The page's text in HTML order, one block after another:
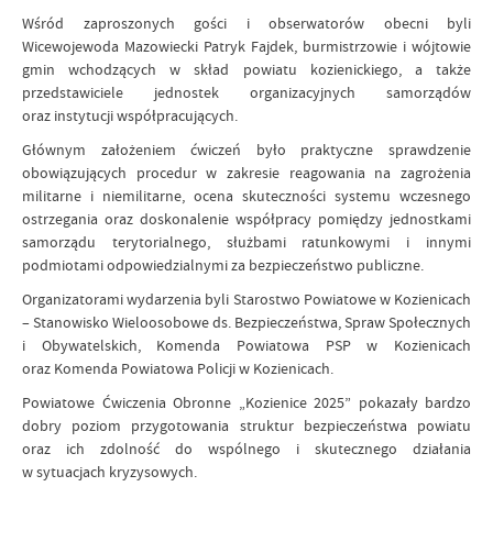
Wśród zaproszonych gości i obserwatorów obecni byli
Wicewojewoda Mazowiecki Patryk Fajdek, burmistrzowie i wójtowie
gmin wchodzących w skład powiatu kozienickiego, a także
przedstawiciele jednostek organizacyjnych samorządów
oraz instytucji współpracujących.
Głównym założeniem ćwiczeń było praktyczne sprawdzenie
obowiązujących procedur w zakresie reagowania na zagrożenia
militarne i niemilitarne, ocena skuteczności systemu wczesnego
ostrzegania oraz doskonalenie współpracy pomiędzy jednostkami
samorządu terytorialnego, służbami ratunkowymi i innymi
podmiotami odpowiedzialnymi za bezpieczeństwo publiczne.
Organizatorami wydarzenia byli Starostwo Powiatowe w Kozienicach
– Stanowisko Wieloosobowe ds. Bezpieczeństwa, Spraw Społecznych
i Obywatelskich, Komenda Powiatowa PSP w Kozienicach
oraz Komenda Powiatowa Policji w Kozienicach.
Powiatowe Ćwiczenia Obronne „Kozienice 2025” pokazały bardzo
dobry poziom przygotowania struktur bezpieczeństwa powiatu
oraz ich zdolność do wspólnego i skutecznego działania
w sytuacjach kryzysowych.